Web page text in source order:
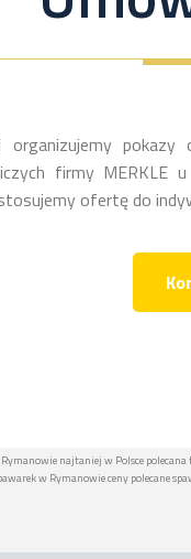
organizujemy
firmy MERKLE
ofertę do
Rymanowie najtaniej w Polsce
w Rymanowie ceny polecane